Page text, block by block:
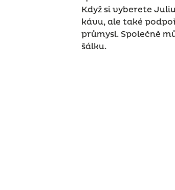
Když si vyberete
kávu, ale také
průmysl. Společně
šálku.